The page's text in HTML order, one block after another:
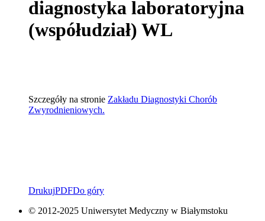
diagnostyka laboratoryjna
(współudział) WL
Szczegóły na stronie Zakładu Diagnostyki Chorób
Zwyrodnieniowych.
DrukujPDFDo góry
© 2012-2025 Uniwersytet Medyczny w Białymstoku